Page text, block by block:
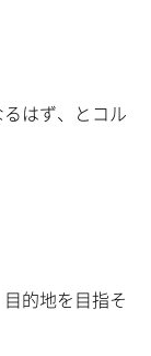
はず、とコル
的地を目指そ